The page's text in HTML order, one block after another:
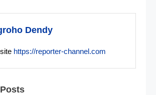
Dendy
https://reporter-channel.com